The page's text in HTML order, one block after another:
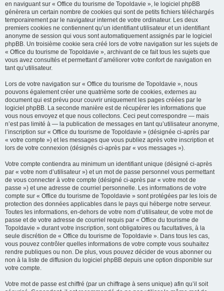
en naviguant sur « Office du tourisme de Topoldavie », le logiciel phpBB
génèrera un certain nombre de cookies qui sont de petits fichiers téléchargés
temporairement par le navigateur internet de votre ordinateur. Les deux
premiers cookies ne contiennent qu’un identifiant utilisateur et un identifiant
anonyme de session qui vous sont automatiquement assignés par le logiciel
phpBB. Un troisième cookie sera créé lors de votre navigation sur les sujets de
« Office du tourisme de Topoldavie », archivant de ce fait tous les sujets que
vous avez consultés et permettant d’améliorer votre confort de navigation en
tant qu’utilisateur.
Lors de votre navigation sur « Office du tourisme de Topoldavie », nous
pouvons également créer une quatrième sorte de cookies, externes au
document qui est prévu pour couvrir uniquement les pages créées par le
logiciel phpBB. La seconde manière est de récupérer les informations que
vous nous envoyez et que nous collectons. Ceci peut correspondre — mais
n’est pas limité à — la publication de messages en tant qu’utilisateur anonyme,
l’inscription sur « Office du tourisme de Topoldavie » (désignée ci-après par
« votre compte ») et les messages que vous publiez après votre inscription et
lors de votre connexion (désignés ci-après par « vos messages »).
Votre compte contiendra au minimum un identifiant unique (désigné ci-après
par « votre nom d’utilisateur ») et un mot de passe personnel vous permettant
de vous connecter à votre compte (désigné ci-après par « votre mot de
passe ») et une adresse de courriel personnelle. Les informations de votre
compte sur « Office du tourisme de Topoldavie » sont protégées par les lois de
protection des données applicables dans le pays qui héberge notre serveur.
Toutes les informations, en-dehors de votre nom d’utilisateur, de votre mot de
passe et de votre adresse de courriel requis par « Office du tourisme de
Topoldavie » durant votre inscription, sont obligatoires ou facultatives, à la
seule discrétion de « Office du tourisme de Topoldavie ». Dans tous les cas,
vous pouvez contrôler quelles informations de votre compte vous souhaitez
rendre publiques ou non. De plus, vous pouvez décider de vous abonner ou
non à la liste de diffusion du logiciel phpBB depuis une option disponible sur
votre compte.
Votre mot de passe est chiffré (par un chiffrage à sens unique) afin qu’il soit